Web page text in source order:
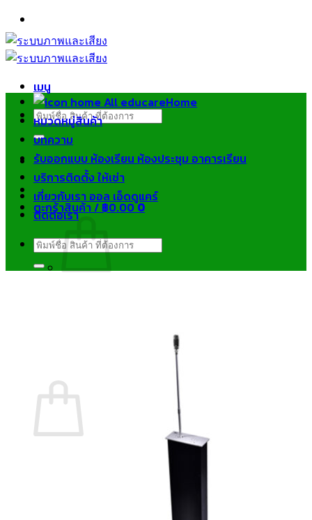
ข้าม
ไป
ยัง
เมนู
ค้นหา:
ตะกร้าสินค้า /฿0.000
Home
หมวดหมู่สินค้า
บทความ
รับออกแบบ ห้องเรียน ห้องประชุม อาคารเรียน
บริการติดตั้ง ให้เช่า
เกี่ยวกับเรา ออล เอ็ดดูแคร์
ติดต่อเรา
ค้นหา: